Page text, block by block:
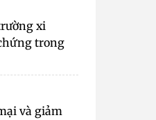
xi
trong
và giảm